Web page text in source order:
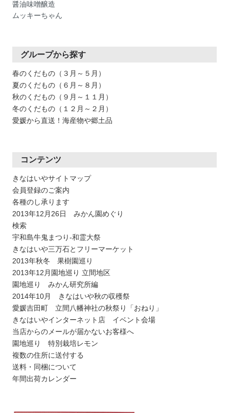
醤油味噌醸造
ムッキーちゃん
グループから探す
春のくだもの（３月～５月）
夏のくだもの（６月～８月）
秋のくだもの（９月～１１月）
冬のくだもの（１２月～２月）
愛媛から直送！海産物や郷土品
コンテンツ
きなはいやサイトマップ
会員登録のご案内
各種のし承ります
2013年12月26日 みかん園めぐり
検索
宇和島牛鬼まつり-和霊大祭
きなはいや三万石とフリーマーケット
2013年秋冬 果樹園巡り
2013年12月園地巡り 立間地区
園地巡り みかん研究所編
2014年10月 きなはいや秋の収穫祭
愛媛吉田町 立間八幡神社の秋祭り「おねり」
きなはいやインターネット店 イベント会場
当店からのメールが届かないお客様へ
園地巡り 特別栽培レモン
複数の住所に送付する
送料・同梱について
年間出荷カレンダー